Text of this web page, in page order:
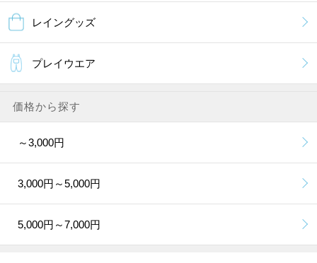
レイングッズ
プレイウエア
価格から探す
～3,000円
3,000円～5,000円
5,000円～7,000円